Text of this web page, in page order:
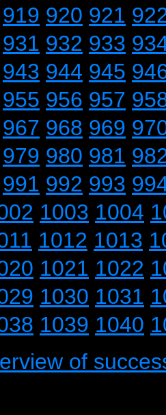
919 920 921
931 932 933
943 944 945
955 956 957
967 968 969
979 980 981
991 992 993
1003 1004
1012 1013
1021 1022
1030 1031
1039 1040
of